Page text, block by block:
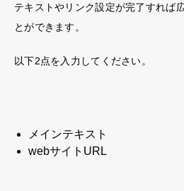
テキストやリンク設定が完了すれば
とができます。
以下2点を入力してください。
メインテキスト
webサイトURL